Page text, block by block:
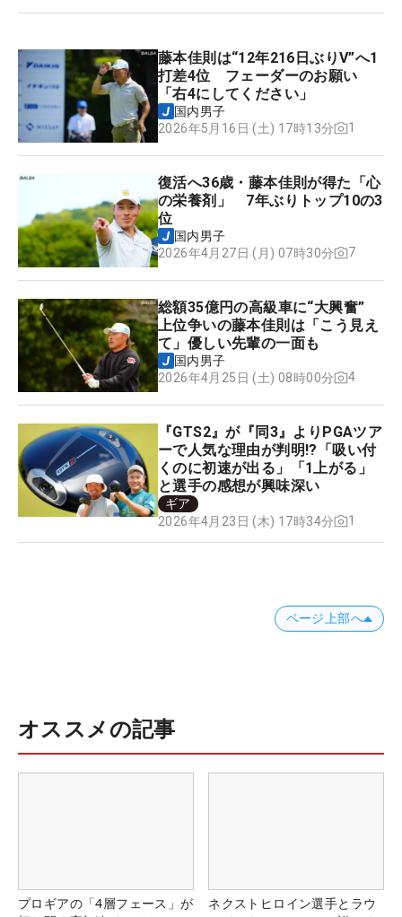
藤本佳則は“12年216日ぶりV”へ1
打差4位 フェーダーのお願い
「右4にしてください」
国内男子
2026年5月16日 (土) 17時13分
1
復活へ36歳・藤本佳則が得た「心
の栄養剤」 7年ぶりトップ10の3
位
国内男子
2026年4月27日 (月) 07時30分
7
総額35億円の高級車に“大興奮”
上位争いの藤本佳則は「こう見え
て」優しい先輩の一面も
国内男子
2026年4月25日 (土) 08時00分
4
『GTS2』が『同3』よりPGAツア
ーで人気な理由が判明!?「吸い付
くのに初速が出る」「1上がる」
と選手の感想が興味深い
ギア
2026年4月23日 (木) 17時34分
1
ページ上部へ
オススメの記事
プロギアの「4層フェース」が
ネクストヒロイン選手とラウ